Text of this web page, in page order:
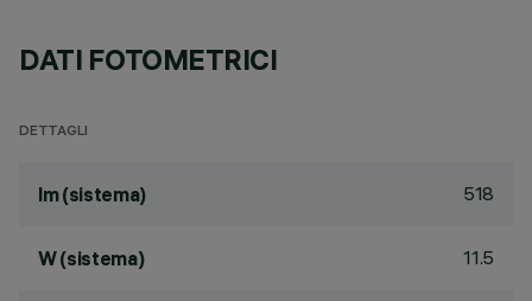
DATI FOTOMETRICI
DETTAGLI
lm (sistema) 518
W (sistema) 11.5